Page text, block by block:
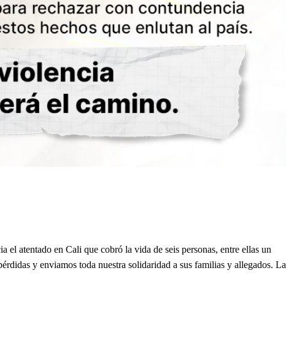
el atentado en Cali que cobró la vida de seis personas, entre ellas un
y enviamos toda nuestra solidaridad a sus familias y allegados. La